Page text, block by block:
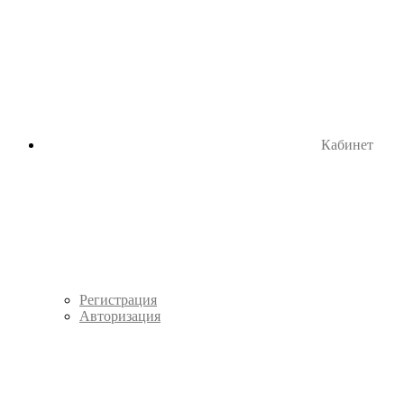
Кабинет
Регистрация
Авторизация